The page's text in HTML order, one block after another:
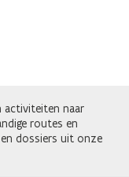
activiteiten naar
routes en
dossiers uit onze